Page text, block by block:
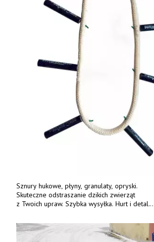
Sznury hukowe, płyny, granulaty, opryski.
Skuteczne odstraszanie dzikich zwierząt
z Twoich upraw. Szybka wysyłka. Hurt i detal.